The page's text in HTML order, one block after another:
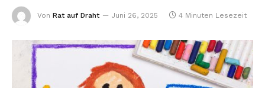
Von Rat auf Draht Juni 26, 2025 4 Minuten Lesezeit